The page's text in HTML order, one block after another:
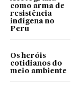
como arma de
resistência
indígena no
Peru
Os heróis
cotidianos do
meio ambiente